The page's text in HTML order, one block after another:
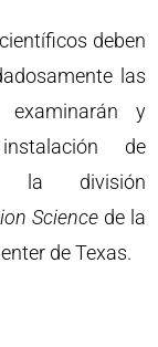
deben
las
y
de
la división
Sciencede la
de Texas.